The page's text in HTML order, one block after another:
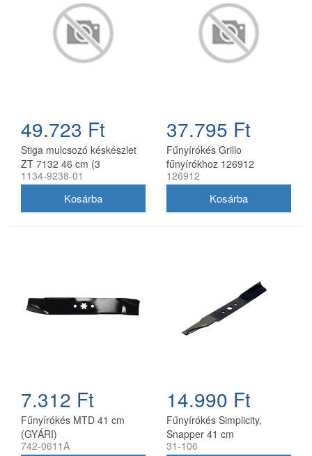
49.723 Ft
Stiga mulcsozó késkészlet
ZT 7132 46 cm (3
db/csomag) 1134-9238-01
1134-9238-01
37.795 Ft
Fűnyírókés Grillo
fűnyírókhoz 126912
126912
7.312 Ft
Fűnyírókés MTD 41 cm
(GYÁRI)
742-0611A
14.990 Ft
Fűnyírókés Simplicity,
Snapper 41 cm
(1704856SM)
31-106